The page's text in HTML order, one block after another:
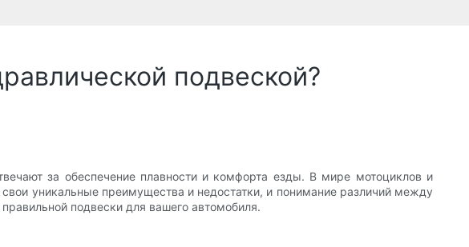
подвеской?
за обеспечение плавности и комфорта езды. В мире мотоциклов и
уникальные преимущества и недостатки, и понимание различий между
подвески для вашего автомобиля.